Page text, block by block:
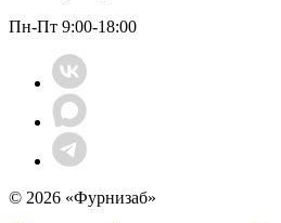
Пн-Пт 9:00-18:00
© 2026 «Фурнизаб»